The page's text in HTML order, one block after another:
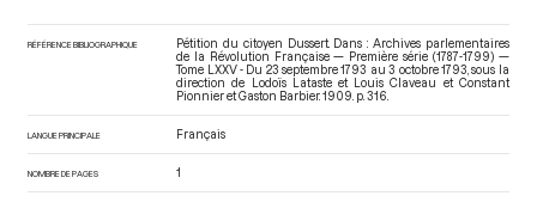
RÉFÉRENCE BIBLIOGRAPHIQUE
Pétition du citoyen Dussert. Dans : Archives parlementaires
de la Révolution Française — Première série (1787-1799) —
Tome LXXV - Du 23 septembre 1793 au 3 octobre 1793 , sous la
direction de Lodoïs Lataste et Louis Claveau et Constant
Pionnier et Gaston Barbier. 1909. p. 316.
LANGUE PRINCIPALE Français
NOMBRE DE PAGES 1